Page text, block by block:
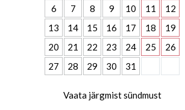
6
7 8 9 10 11
12
13
14 15 16 17 18
19
20
21 22 23 24 25
26
27
28 29 30 31
Vaata järgmist sündmust